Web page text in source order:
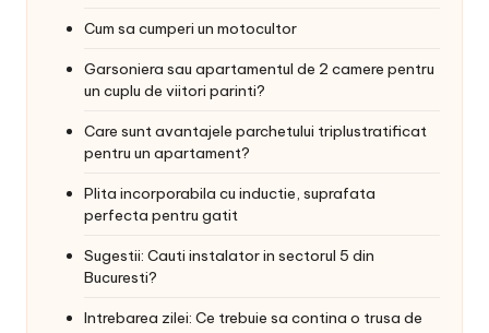
Cum sa cumperi un motocultor
Garsoniera sau apartamentul de 2 camere pentru
un cuplu de viitori parinti?
Care sunt avantajele parchetului triplustratificat
pentru un apartament?
Plita incorporabila cu inductie, suprafata
perfecta pentru gatit
Sugestii: Cauti instalator in sectorul 5 din
Bucuresti?
Intrebarea zilei: Ce trebuie sa contina o trusa de